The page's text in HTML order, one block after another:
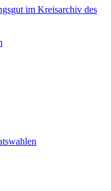
im Kreisarchiv des